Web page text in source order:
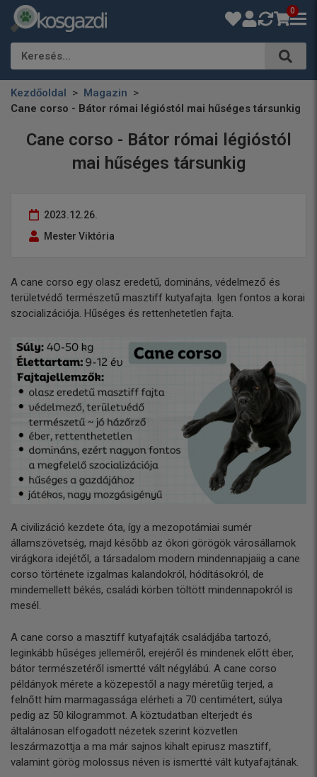
0
Keresés…
Kezdőoldal
Magazin
Cane corso - Bátor római légióstól mai hűséges társunkig
Cane corso - Bátor római légióstól
mai hűséges társunkig
2023.12.26.
Mester Viktória
A cane corso egy olasz eredetű, domináns, védelmező és
területvédő természetű masztiff kutyafajta. Igen fontos a korai
szocializációja. Hűséges és rettenhetetlen fajta.
A civilizáció kezdete óta, így a mezopotámiai sumér
államszövetség, majd később az ókori görögök városállamok
virágkora idejétől, a társadalom modern mindennapjaiig a cane
corso története izgalmas kalandokról, hódításokról, de
mindemellett békés, családi körben töltött mindennapokról is
mesél.
A cane corso a masztiff kutyafajták családjába tartozó,
leginkább hűséges jelleméről, erejéről és mindenek előtt éber,
bátor természetéről ismertté vált négylábú. A cane corso
példányok mérete a közepestől a nagy méretűig terjed, a
felnőtt hím marmagassága elérheti a 70 centimétert, súlya
pedig az 50 kilogrammot. A köztudatban elterjedt és
általánosan elfogadott nézetek szerint közvetlen
leszármazottja a ma már sajnos kihalt epirusz masztiff,
valamint görög molossus néven is ismertté vált kutyafajtának.